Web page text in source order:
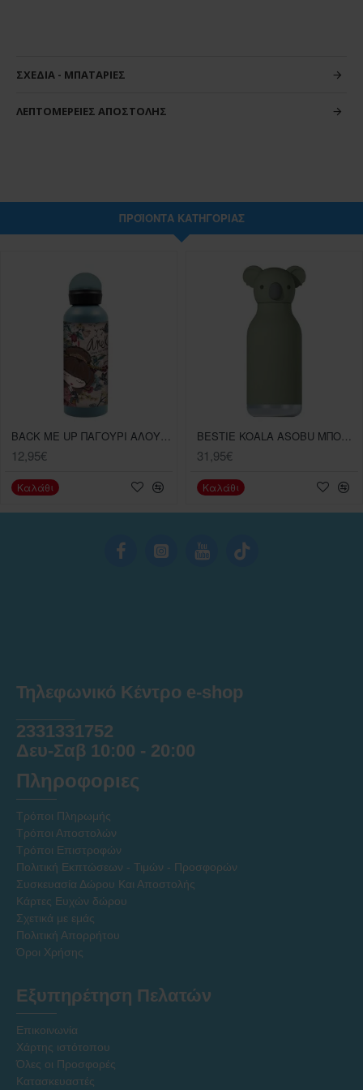
ΣΧΈΔΙΑ - ΜΠΑΤΑΡΊΕΣ
ΛΕΠΤΟΜΈΡΕΙΕΣ ΑΠΟΣΤΟΛΉΣ
ΠΡΟΪΌΝΤΑ ΚΑΤΗΓΟΡΊΑΣ
BACK ME UP ΠΑΓΟΥΡΙ ΑΛΟΥΜΙΝΙΟΥ ANEKKE 580ML
12,95€
Καλάθι
BESTIE KOALA ASOBU ΜΠΟΥΚΑΛΙ ΘΕΡΜΟΣ 475ML
31,95€
Καλάθι
Τηλεφωνικό Κέντρο e-shop
2331331752
Δευ-Σαβ 10:00 - 20:00
Πληροφοριες
Τρόποι Πληρωμής
Τρόποι Αποστολών
Τρόποι Επιστροφών
Πολιτική Εκπτώσεων - Τιμών - Προσφορών
Συσκευασία Δώρου Και Αποστολής
Κάρτες Ευχών δώρου
Σχετικά με εμάς
Πολιτική Απορρήτου
Όροι Χρήσης
Εξυπηρέτηση Πελατών
Επικοινωνία
Χάρτης ιστότοπου
Όλες οι Προσφορές
Κατασκευαστές